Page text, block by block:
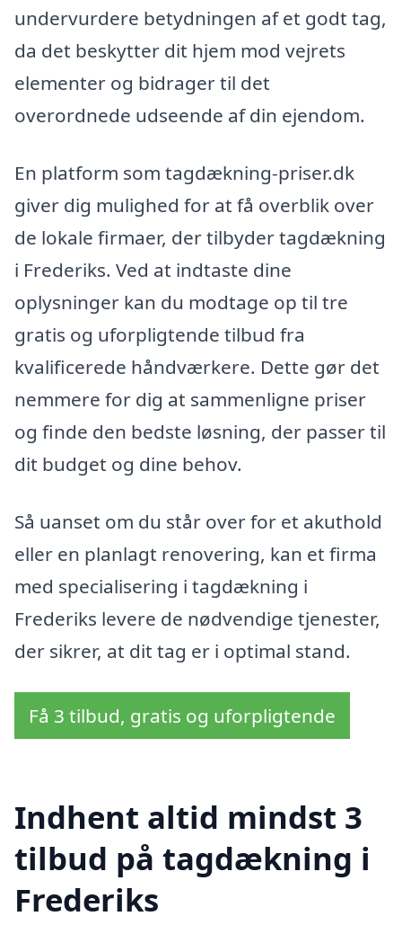
undervurdere betydningen af et godt tag,
da det beskytter dit hjem mod vejrets
elementer og bidrager til det
overordnede udseende af din ejendom.
En platform som tagdækning-priser.dk
giver dig mulighed for at få overblik over
de lokale firmaer, der tilbyder tagdækning
i Frederiks. Ved at indtaste dine
oplysninger kan du modtage op til tre
gratis og uforpligtende tilbud fra
kvalificerede håndværkere. Dette gør det
nemmere for dig at sammenligne priser
og finde den bedste løsning, der passer til
dit budget og dine behov.
Så uanset om du står over for et akuthold
eller en planlagt renovering, kan et firma
med specialisering i tagdækning i
Frederiks levere de nødvendige tjenester,
der sikrer, at dit tag er i optimal stand.
Få 3 tilbud, gratis og uforpligtende
Indhent altid mindst 3
tilbud på tagdækning i
Frederiks